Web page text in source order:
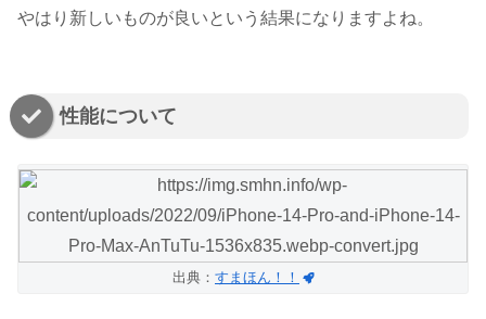
やはり新しいものが良いという結果になりますよね。
性能について
出典： すまほん！！